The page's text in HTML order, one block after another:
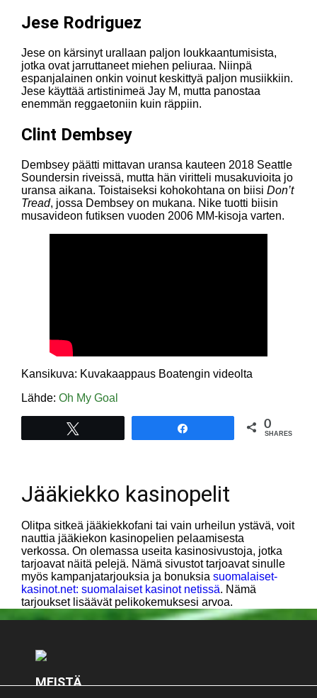
Jese Rodriguez
Jese on kärsinyt urallaan paljon loukkaantumisista,
jotka ovat jarruttaneet miehen peliuraa. Niinpä
espanjalainen onkin voinut keskittyä paljon musiikkiin.
Jese käyttää artistinimeä Jay M, mutta panostaa
enemmän reggaetoniin kuin räppiin.
Clint Dembsey
Dembsey päätti mittavan uransa kauteen 2018 Seattle
Soundersin riveissä, mutta hän viritteli musakuvioita jo
uransa aikana. Toistaiseksi kohokohtana on biisi Don’t
Tread, jossa Dembsey on mukana. Nike tuotti biisin
musavideon futiksen vuoden 2006 MM-kisoja varten.
Kansikuva: Kuvakaappaus Boatengin videolta
Lähde: Oh My Goal
0
SHARES
Jääkiekko kasinopelit
Olitpa sitkeä jääkiekkofani tai vain urheilun ystävä, voit
nauttia jääkiekon kasinopelien pelaamisesta
verkossa. On olemassa useita kasinosivustoja, jotka
tarjoavat näitä pelejä. Nämä sivustot tarjoavat sinulle
myös kampanjatarjouksia ja bonuksia suomalaiset-
kasinot.net: suomalaiset kasinot netissä. Nämä
tarjoukset lisäävät pelikokemuksesi arvoa.
MEISTÄ